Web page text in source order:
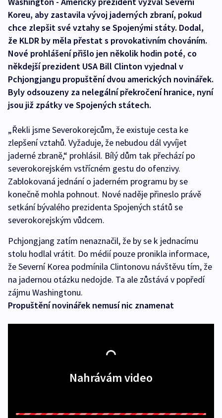
Koreu, aby zastavila vývoj jaderných zbraní, pokud
chce zlepšit své vztahy se Spojenými státy. Dodal,
že KLDR by měla přestat s provokativním chováním.
Nové prohlášení přišlo jen několik hodin poté, co
někdejší prezident USA Bill Clinton vyjednal v
Pchjongjangu propuštění dvou amerických novinářek.
Byly odsouzeny za nelegální překročení hranice, nyní
jsou již zpátky ve Spojených státech.
„Řekli jsme Severokorejcům, že existuje cesta ke
zlepšení vztahů. Vyžaduje, že nebudou dál vyvíjet
jaderné zbraně,“ prohlásil. Bílý dům tak přechází po
severokorejském vstřícném gestu do ofenzivy.
Zablokovaná jednání o jaderném programu by se
konečně mohla pohnout. Nové naděje přineslo právě
setkání bývalého prezidenta Spojených států se
severokorejským vůdcem.
Pchjongjang zatím nenaznačil, že by se k jednacímu
stolu hodlal vrátit. Do médií pouze pronikla informace,
že Severní Korea podmínila Clintonovu návštěvu tím, že
na jadernou otázku nedojde. Ta ale zůstává v popředí
zájmu Washingtonu.
Propuštění novinářek nemusí nic znamenat
Nahrávám video